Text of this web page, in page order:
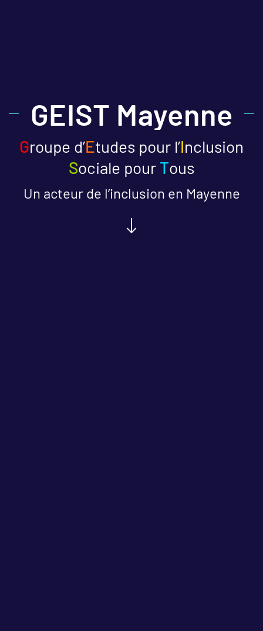
GEIST Mayenne
Groupe d’Etudes pour l’Inclusion
Sociale pour Tous
Un acteur de l’inclusion en Mayenne